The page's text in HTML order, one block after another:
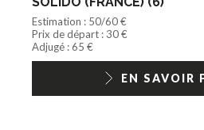
Estimation : 50/60 €
Prix de départ : 30 €
Adjugé : 65 €
EN SAVOIR